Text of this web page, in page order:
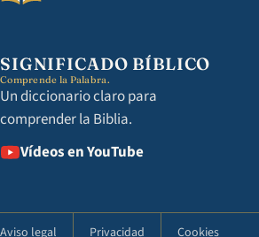
SIGNIFICADO BÍBLICO
Comprende la Palabra.
Un diccionario claro para
comprender la Biblia.
Vídeos en YouTube
Aviso legal Privacidad Cookies